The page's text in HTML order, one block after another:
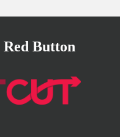
Red Button